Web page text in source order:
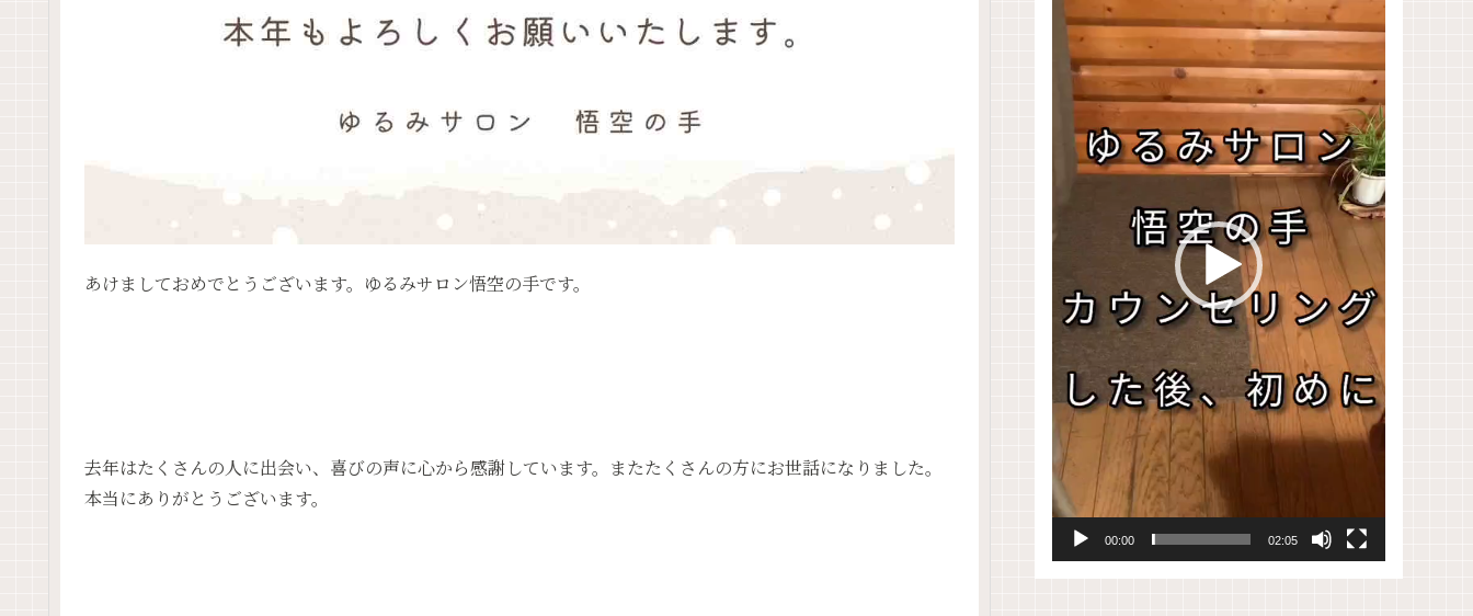
あけましておめでとうございます。ゆるみサロン悟空の手です。
去年はたくさんの人に出会い、喜びの声に心から感謝しています。またたくさんの方にお世話になりました。
本当にありがとうございます。
画
00:00 02:05